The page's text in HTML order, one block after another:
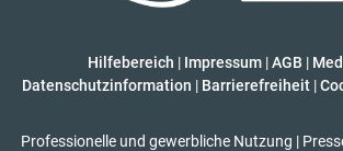
Hilfebereich | Impressum |AGB |
Datenschutzinformation | Barrierefreiheit |
Professionelle und gewerbliche Nutzung |